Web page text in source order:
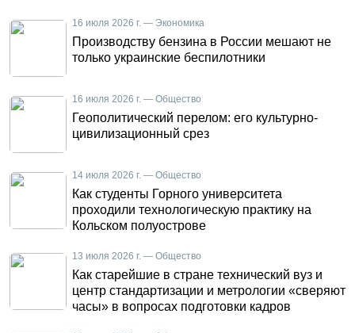
16 июля 2026 г. — Экономика
Производству бензина в России мешают не
только украинские беспилотники
16 июля 2026 г. — Общество
Геополитический перелом: его культурно-
цивилизационный срез
14 июля 2026 г. — Общество
Как студенты Горного университета
проходили технологическую практику на
Кольском полуострове
13 июля 2026 г. — Общество
Как старейшие в стране технический вуз и
центр стандартизации и метрологии «сверяют
часы» в вопросах подготовки кадров